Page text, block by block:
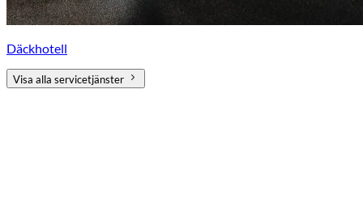
Däckhotell
Visa alla servicetjänster